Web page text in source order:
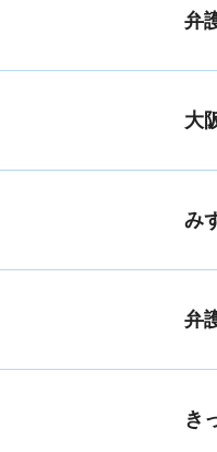
弁
大
み
弁
き